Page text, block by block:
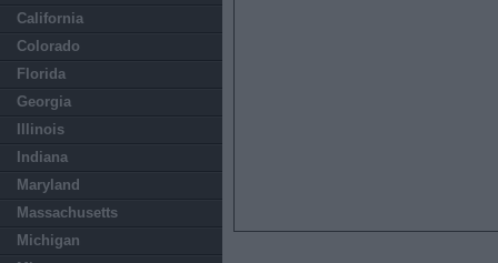
California
Colorado
Florida
Georgia
Illinois
Indiana
Maryland
Massachusetts
Michigan